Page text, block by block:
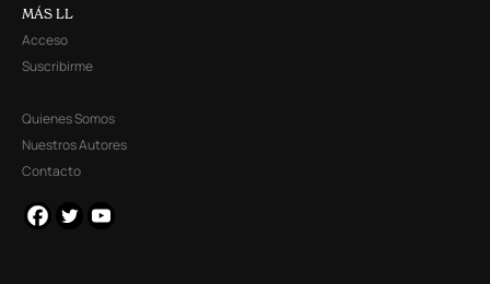
MÁS LL
Acceso
Suscribirme
Quienes Somos
Nuestros Autores
Contacto